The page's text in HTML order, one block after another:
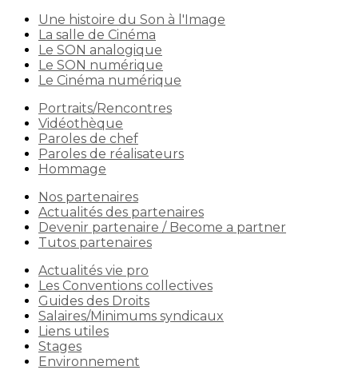
Une histoire du Son à l'Image
La salle de Cinéma
Le SON analogique
Le SON numérique
Le Cinéma numérique
Portraits/Rencontres
Vidéothèque
Paroles de chef
Paroles de réalisateurs
Hommage
Nos partenaires
Actualités des partenaires
Devenir partenaire / Become a partner
Tutos partenaires
Actualités vie pro
Les Conventions collectives
Guides des Droits
Salaires/Minimums syndicaux
Liens utiles
Stages
Environnement